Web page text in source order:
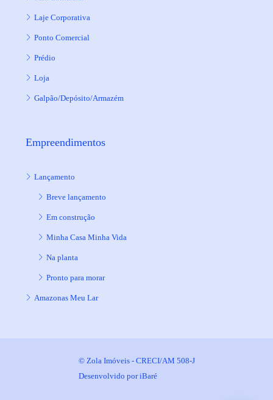
Laje Corporativa
Ponto Comercial
Prédio
Loja
Galpão/Depósito/Armazém
Empreendimentos
Lançamento
Breve lançamento
Em construção
Minha Casa Minha Vida
Na planta
Pronto para morar
Amazonas Meu Lar
© Zola Imóveis - CRECI/AM 508-J
Desenvolvido poriBaré